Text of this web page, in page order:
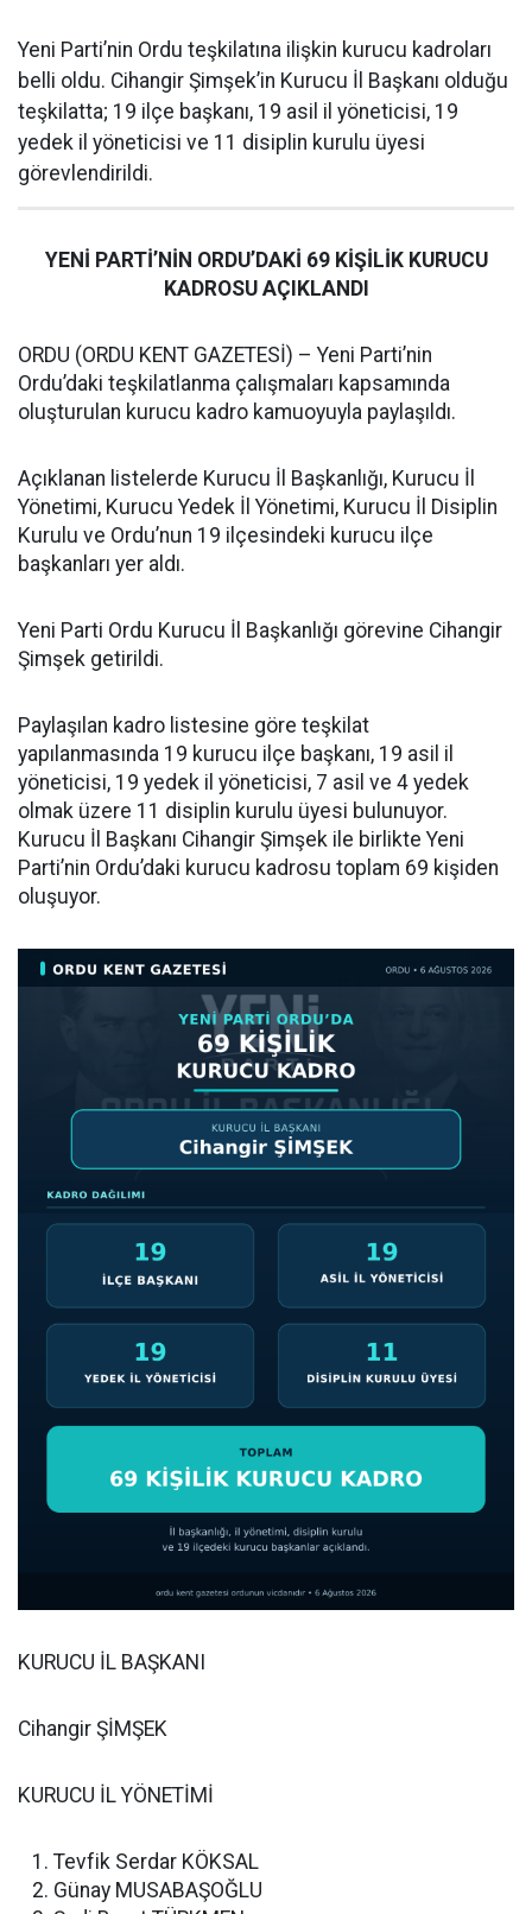
Yeni Parti’nin Ordu teşkilatına ilişkin kurucu kadroları
belli oldu. Cihangir Şimşek’in Kurucu İl Başkanı olduğu
teşkilatta; 19 ilçe başkanı, 19 asil il yöneticisi, 19
yedek il yöneticisi ve 11 disiplin kurulu üyesi
görevlendirildi.
YENİ PARTİ’NİN ORDU’DAKİ 69 KİŞİLİK KURUCU
KADROSU AÇIKLANDI
ORDU (ORDU KENT GAZETESİ) – Yeni Parti’nin
Ordu’daki teşkilatlanma çalışmaları kapsamında
oluşturulan kurucu kadro kamuoyuyla paylaşıldı.
Açıklanan listelerde Kurucu İl Başkanlığı, Kurucu İl
Yönetimi, Kurucu Yedek İl Yönetimi, Kurucu İl Disiplin
Kurulu ve Ordu’nun 19 ilçesindeki kurucu ilçe
başkanları yer aldı.
Yeni Parti Ordu Kurucu İl Başkanlığı görevine Cihangir
Şimşek getirildi.
Paylaşılan kadro listesine göre teşkilat
yapılanmasında 19 kurucu ilçe başkanı, 19 asil il
yöneticisi, 19 yedek il yöneticisi, 7 asil ve 4 yedek
olmak üzere 11 disiplin kurulu üyesi bulunuyor.
Kurucu İl Başkanı Cihangir Şimşek ile birlikte Yeni
Parti’nin Ordu’daki kurucu kadrosu toplam 69 kişiden
oluşuyor.
KURUCU İL BAŞKANI
Cihangir ŞİMŞEK
KURUCU İL YÖNETİMİ
Tevfik Serdar KÖKSAL
Günay MUSABAŞOĞLU